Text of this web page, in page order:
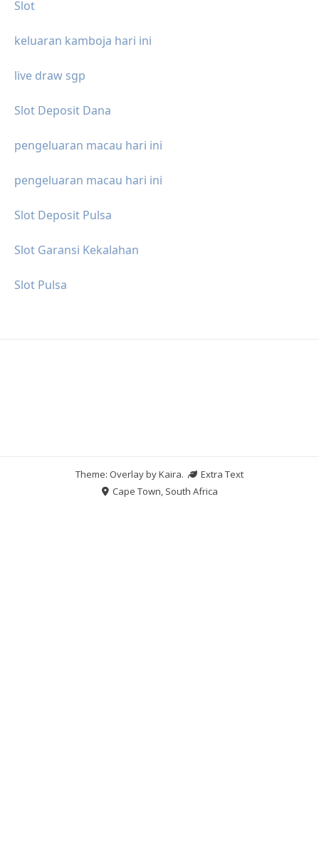
Slot
keluaran kamboja hari ini
live draw sgp
Slot Deposit Dana
pengeluaran macau hari ini
pengeluaran macau hari ini
Slot Deposit Pulsa
Slot Garansi Kekalahan
Slot Pulsa
Theme: Overlay byKaira.
Extra Text
Cape Town, South Africa